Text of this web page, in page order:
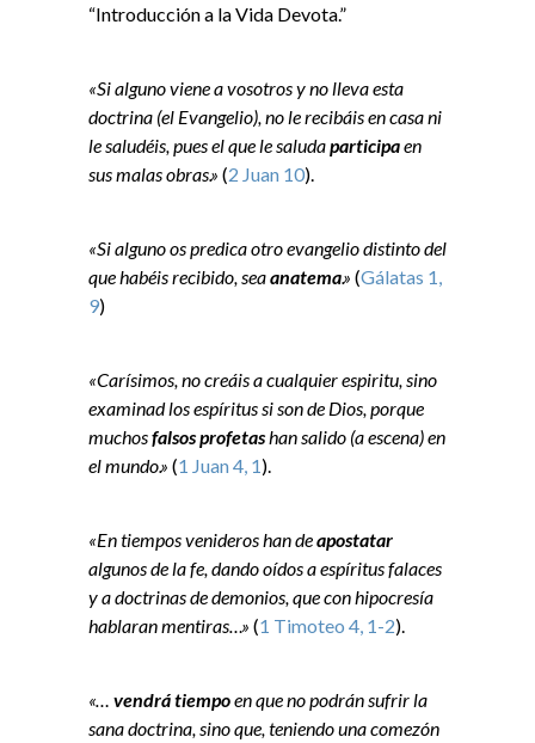
“Introducción a la Vida Devota.”
«Si alguno viene a vosotros y no lleva esta
doctrina (el Evangelio), no le recibáis en casa ni
le saludéis, pues el que le saludaparticipaen
sus malas obras.» (2 Juan 10).
«Si alguno os predica otro evangelio distinto del
que habéis recibido, seaanatema.» (Gálatas 1,
9)
«Carísimos, no creáis a cualquier espiritu, sino
examinad los espíritus si son de Dios, porque
muchosfalsos profetashan salido (a escena) en
el mundo.» (1 Juan 4, 1).
«En tiempos venideros han deapostatar
algunos de la fe, dando oídos a espíritus falaces
y a doctrinas de demonios, que con hipocresía
hablaran mentiras…» (1 Timoteo 4, 1-2).
«… vendrá tiempoen que no podrán sufrir la
sana doctrina, sino que, teniendo una comezón